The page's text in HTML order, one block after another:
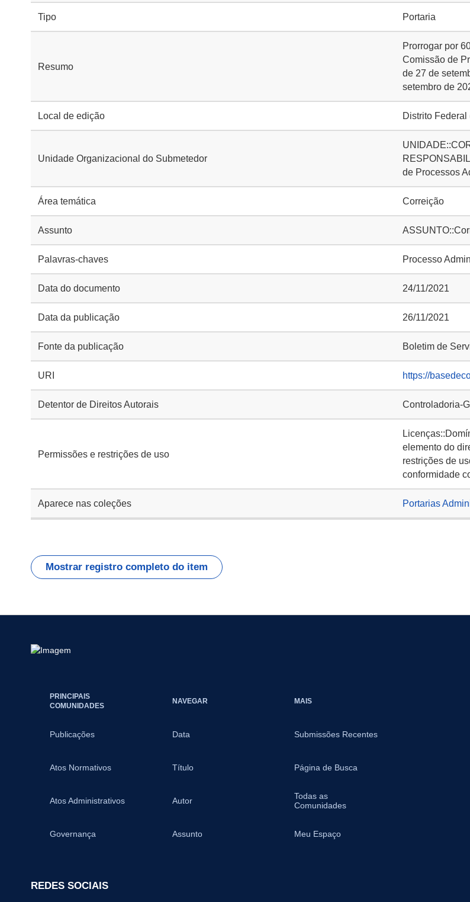
Tipo Portaria
Resumo
Prorrogar por
Comissão de
de 27 de
setembro de
Local de edição Distrito Federal
Unidade Organizacional do Submetedor
de Processos
Área temática Correição
Assunto
Palavras-chaves Processo
Data do documento 24/11/2021
Data da publicação 26/11/2021
Fonte da publicação Boletim de
URI https://
Detentor de Direitos Autorais Controladoria-
Permissões e restrições de uso
elemento do
restrições de
conformidade
Aparece nas coleções Portarias
Mostrar registro completo do item
PRINCIPAIS
COMUNIDADES
Publicações
Atos Normativos
Atos Administrativos
Governança
NAVEGAR
Data
Título
Autor
Assunto
MAIS
Submissões Recentes
Página de Busca
Todas as
Comunidades
Meu Espaço
REDES SOCIAIS